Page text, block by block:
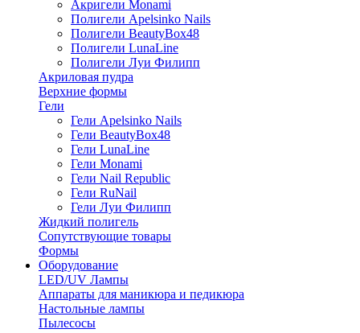
Акригели Monami
Полигели Apelsinko Nails
Полигели BeautyBox48
Полигели LunaLine
Полигели Луи Филипп
Акриловая пудра
Верхние формы
Гели
Гели Apelsinko Nails
Гели BeautyBox48
Гели LunaLine
Гели Monami
Гели Nail Republic
Гели RuNail
Гели Луи Филипп
Жидкий полигель
Сопутствующие товары
Формы
Оборудование
LED/UV Лампы
Аппараты для маникюра и педикюра
Настольные лампы
Пылесосы